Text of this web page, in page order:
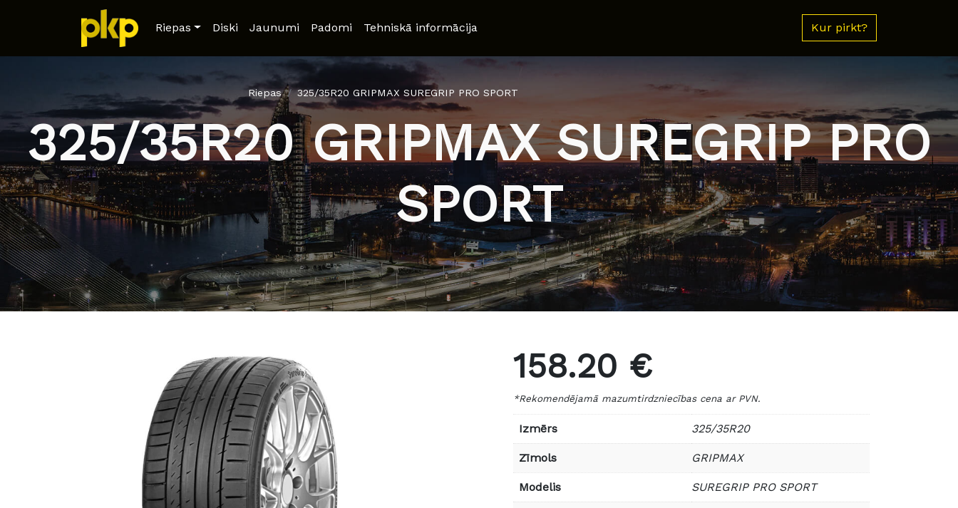
Riepas Diski Jaunumi Padomi Tehniskā informācija Kur pirkt?
Riepas 325/35R20 GRIPMAX SUREGRIP PRO SPORT
325/35R20 GRIPMAX SUREGRIP PRO
SPORT
158.20 €
*Rekomendējamā mazumtirdzniecības cena ar PVN.
Izmērs 325/35R20
Zīmols GRIPMAX
Modelis SUREGRIP PRO SPORT